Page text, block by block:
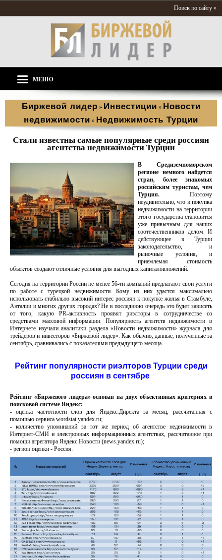
Поиск по сайту »
МЕНЮ
Биржевой лидер » Инвестиции » Новости
недвижимости » Недвижимость Турции
Стали известны самые популярные среди россиян
агентства недвижимости Турции
В Средиземноморском
регионе немного найдется
стран, более знакомых
российским туристам, чем
Турция. Поэтому
неудивительно, что и покупка
недвижимости на территории
этого государства становится
уже привычным для наших
соотечественников делом. И
действующее в Турции
законодательство, и
рыночные условия, и
приемлемая стоимость
объектов создают отличные условия для выгодных капиталовложений.
Сегодня на территории России не менее 56-ти компаний предлагают свои услуги
по работе с турецкой недвижимости. Кому из них удастся максимально
использовать стабильно высокий интерес россиян к покупке жилья в Стамбуле,
Анталии и многих других городах? Не в последнюю очередь это будет зависеть
от того, какую PR-активность проявят риэлторы в сотрудничестве со
средствами массовой информации. Популярность агентств недвижимости в
Интернете изучали аналитики раздела «Новости недвижимости» журнала для
трейдеров и инвесторов «Биржевой лидер». Как обычно, данные, полученные за
сентябрь, сравнивались с показателями предыдущего месяца.
Рейтинг популярности риэлторов Турции среди
россиян в сентябре
Рейтинг «Биржевого лидера» основан на двух объективных критериях в
поисковой системе Яндекс:
- оценка частотности слов для Яндекс.Директа за месяц, рассчитанная с
помощью сервиса wordstat.yandex.ru;
- количество упоминаний за тот же период об агентстве недвижимости в
Интернет-СМИ и электронных информационных агентствах, рассчитанное при
помощи агрегатора Яндекс.Новости (news.yandex.ru);
- регион оценки - Россия.